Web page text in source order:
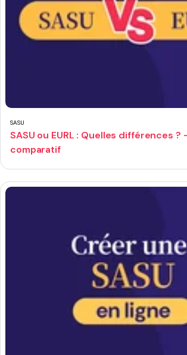
SASU
SASU ou EURL : Quelles différences ?
comparatif